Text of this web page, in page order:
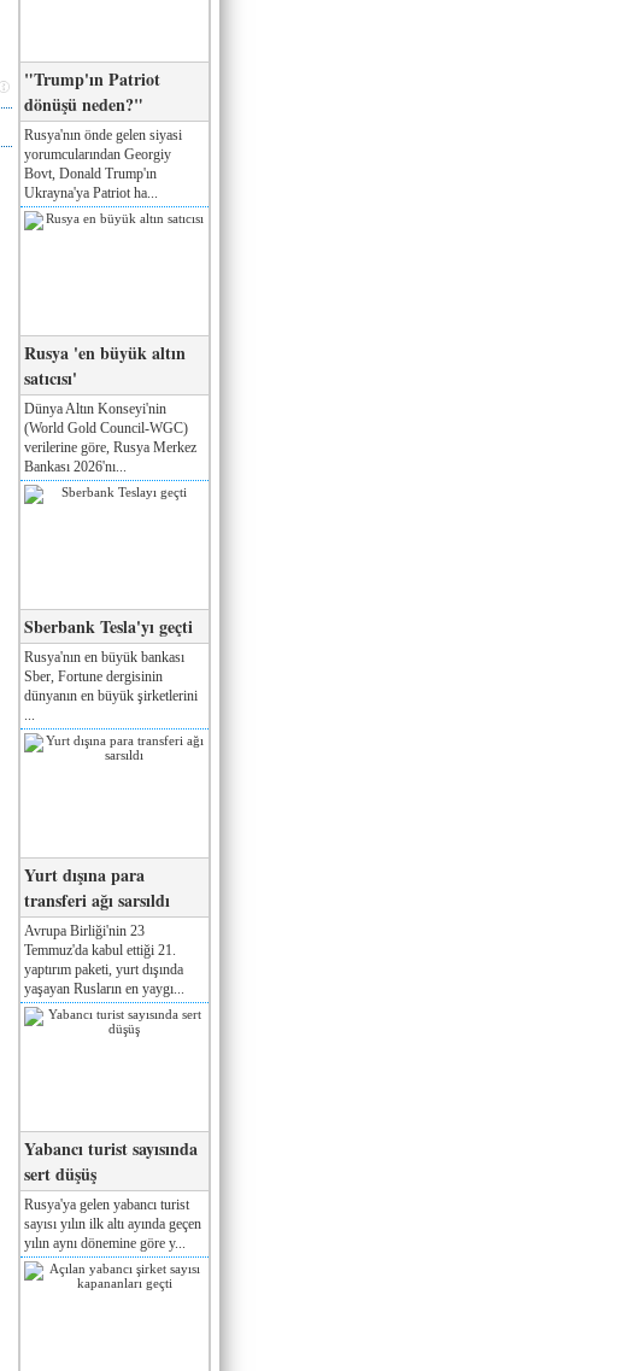
"Trump'ın Patriot
dönüşü neden?"
Rusya'nın önde gelen siyasi
yorumcularından Georgiy
Bovt, Donald Trump'ın
Ukrayna'ya Patriot ha...
Rusya 'en büyük altın
satıcısı'
Dünya Altın Konseyi'nin
(World Gold Council-WGC)
verilerine göre, Rusya Merkez
Bankası 2026'nı...
Sberbank Tesla'yı geçti
Rusya'nın en büyük bankası
Sber, Fortune dergisinin
dünyanın en büyük şirketlerini
...
Yurt dışına para
transferi ağı sarsıldı
Avrupa Birliği'nin 23
Temmuz'da kabul ettiği 21.
yaptırım paketi, yurt dışında
yaşayan Rusların en yaygı...
Yabancı turist sayısında
sert düşüş
Rusya'ya gelen yabancı turist
sayısı yılın ilk altı ayında geçen
yılın aynı dönemine göre y...